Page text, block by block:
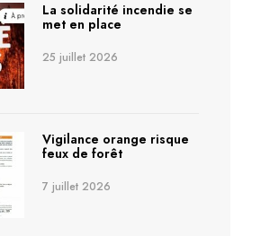
La solidarité incendie se
met en place
25 juillet 2026
Vigilance orange risque
feux de forêt
7 juillet 2026